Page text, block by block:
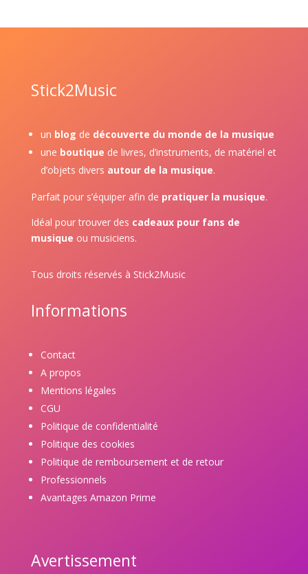
Stick2Music
un blog de découverte du monde de la musique
une boutique de livres, d’instruments, de matériel et
d’objets divers autour de la musique.
Parfait pour s’équiper afin de pratiquer la musique.
Idéal pour trouver des cadeaux pour fans de
musique ou musiciens.
Tous droits réservés à Stick2Music
Informations
Contact
A propos
Mentions légales
CGU
Politique de confidentialité
Politique des cookies
Politique de remboursement et de retour
Professionnels
Avantages Amazon Prime
Avertissement